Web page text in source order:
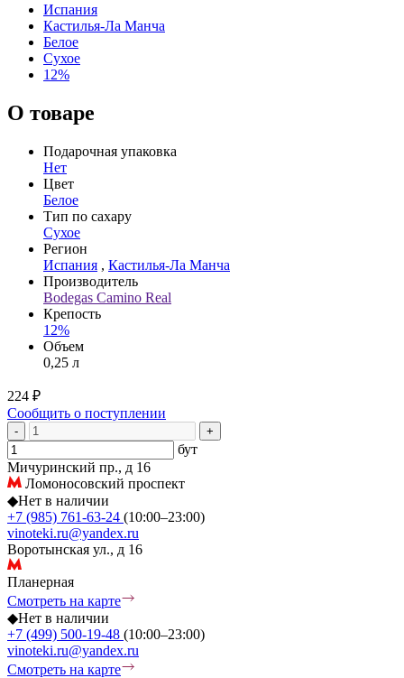
Испания
Кастилья-Ла Манча
Белое
Сухое
12%
О товаре
Подарочная упаковка
Нет
Цвет
Белое
Тип по сахару
Сухое
Регион
Испания , Кастилья-Ла Манча
Производитель
Bodegas Camino Real
Крепость
12%
Объем
0,25 л
224 ₽
Сообщить о поступлении
- +
бут
Мичуринский пр., д 16
Ломоносовский проспект
◆Нет в наличии
+7 (985) 761-63-24 (10:00–23:00)
vinoteki.ru@yandex.ru
Воротынская ул., д 16
Планерная
Смотреть на карте
◆Нет в наличии
+7 (499) 500-19-48 (10:00–23:00)
vinoteki.ru@yandex.ru
Смотреть на карте